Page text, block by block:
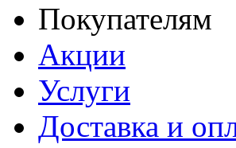
Покупателям
Акции
Услуги
Доставка и